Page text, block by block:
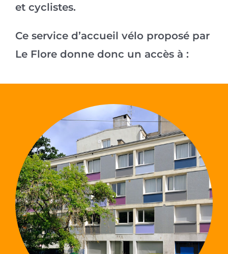
et cyclistes.
Ce service d’accueil vélo proposé par
Le Flore donne donc un accès à :